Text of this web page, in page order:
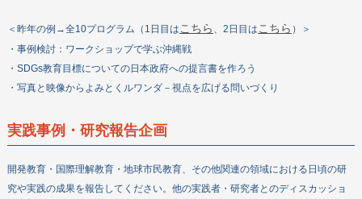
＜昨年の例→全10プログラム（1日目は こちら 、2日目は こちら ）＞
・事例検討：ワークショップで学ぶ沖縄戦
・SDGs教育目標についての日本政府への提言書を作ろう
・写真と映像からよみとくルワンダ－視点を広げる問いづくり
実践事例・研究報告企画
開発教育・国際理解教育・地球市民教育、その他関連の領域における日頃の研
究や実践の成果を報告してください。他の実践者・研究者とのディスカッショ